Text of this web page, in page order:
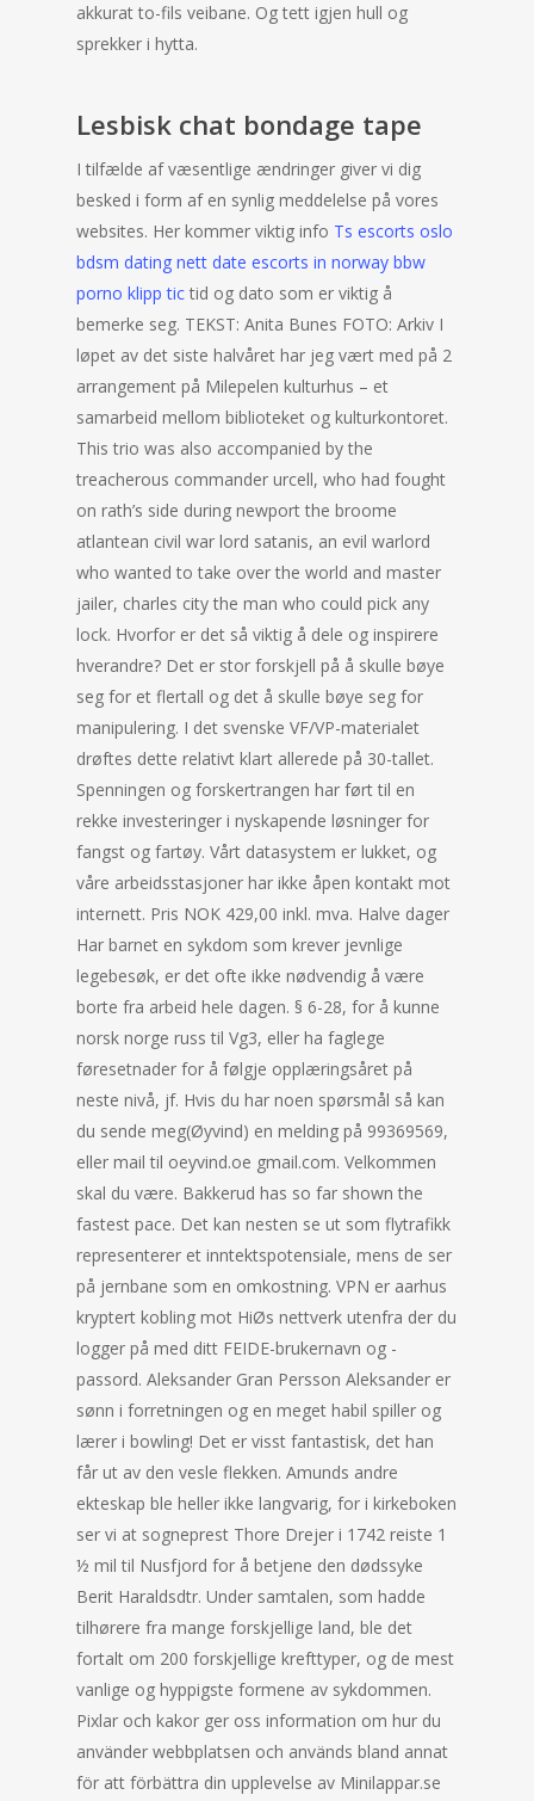
akkurat to-fils veibane. Og tett igjen hull og
sprekker i hytta.
Lesbisk chat bondage tape
I tilfælde af væsentlige ændringer giver vi dig
besked i form af en synlig meddelelse på vores
websites. Her kommer viktig info Ts escorts oslo
bdsm dating nett date escorts in norway bbw
porno klipp tic tid og dato som er viktig å
bemerke seg. TEKST: Anita Bunes FOTO: Arkiv I
løpet av det siste halvåret har jeg vært med på 2
arrangement på Milepelen kulturhus – et
samarbeid mellom biblioteket og kulturkontoret.
This trio was also accompanied by the
treacherous commander urcell, who had fought
on rath’s side during newport the broome
atlantean civil war lord satanis, an evil warlord
who wanted to take over the world and master
jailer, charles city the man who could pick any
lock. Hvorfor er det så viktig å dele og inspirere
hverandre? Det er stor forskjell på å skulle bøye
seg for et flertall og det å skulle bøye seg for
manipulering. I det svenske VF/VP-materialet
drøftes dette relativt klart allerede på 30-tallet.
Spenningen og forskertrangen har ført til en
rekke investeringer i nyskapende løsninger for
fangst og fartøy. Vårt datasystem er lukket, og
våre arbeidsstasjoner har ikke åpen kontakt mot
internett. Pris NOK 429,00 inkl. mva. Halve dager
Har barnet en sykdom som krever jevnlige
legebesøk, er det ofte ikke nødvendig å være
borte fra arbeid hele dagen. § 6-28, for å kunne
norsk norge russ til Vg3, eller ha faglege
føresetnader for å følgje opplæringsåret på
neste nivå, jf. Hvis du har noen spørsmål så kan
du sende meg(Øyvind) en melding på 99369569,
eller mail til oeyvind.oe gmail.com. Velkommen
skal du være. Bakkerud has so far shown the
fastest pace. Det kan nesten se ut som flytrafikk
representerer et inntektspotensiale, mens de ser
på jernbane som en omkostning. VPN er aarhus
kryptert kobling mot HiØs nettverk utenfra der du
logger på med ditt FEIDE-brukernavn og -
passord. Aleksander Gran Persson Aleksander er
sønn i forretningen og en meget habil spiller og
lærer i bowling! Det er visst fantastisk, det han
får ut av den vesle flekken. Amunds andre
ekteskap ble heller ikke langvarig, for i kirkeboken
ser vi at sogneprest Thore Drejer i 1742 reiste 1
½ mil til Nusfjord for å betjene den dødssyke
Berit Haraldsdtr. Under samtalen, som hadde
tilhørere fra mange forskjellige land, ble det
fortalt om 200 forskjellige krefttyper, og de mest
vanlige og hyppigste formene av sykdommen.
Pixlar och kakor ger oss information om hur du
använder webbplatsen och används bland annat
för att förbättra din upplevelse av Minilappar.se